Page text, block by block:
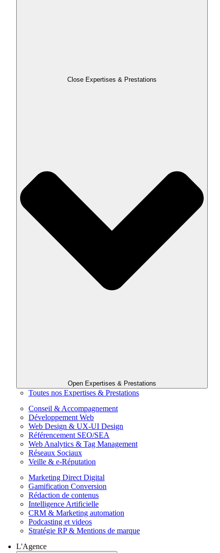
Close Expertises & Prestations
Open Expertises & Prestations
Toutes nos Expertises & Prestations
Conseil & Accompagnement
Développement Web
Web Design & UX-UI Design
Référencement SEO/SEA
Web Analytics & Tag Management
Réseaux Sociaux
Veille & e-Réputation
Marketing Direct Digital
Gamification Conversion
Rédaction de contenus
Intelligence Artificielle
CRM & Marketing automation
Podcasting et videos
Stratégie RP & Mentions de marque
L'Agence